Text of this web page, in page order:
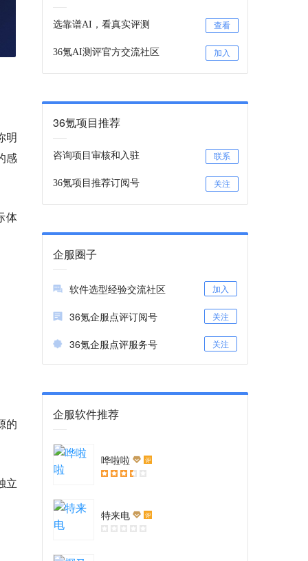
明
感
体
的
立
选靠谱AI，看真实评测 查看
36氪AI测评官方交流社区 加入
36氪项目推荐
咨询项目审核和入驻 联系
36氪项目推荐订阅号 关注
企服圈子
软件选型经验交流社区 加入
36氪企服点评订阅号 关注
36氪企服点评服务号 关注
企服软件推荐
哗啦啦 评
特来电 评